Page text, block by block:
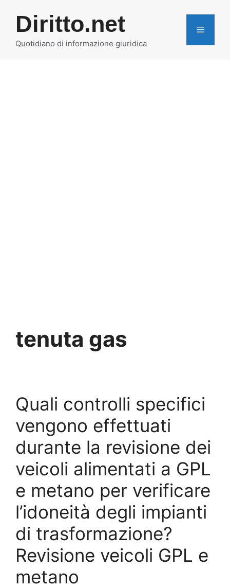
contenuto
Diritto.net
Quotidiano di informazione giuridica
MENU
tenuta gas
Quali controlli specifici
vengono effettuati
durante la revisione dei
veicoli alimentati a GPL
e metano per verificare
l’idoneità degli impianti
di trasformazione?
Revisione veicoli GPL e
metano